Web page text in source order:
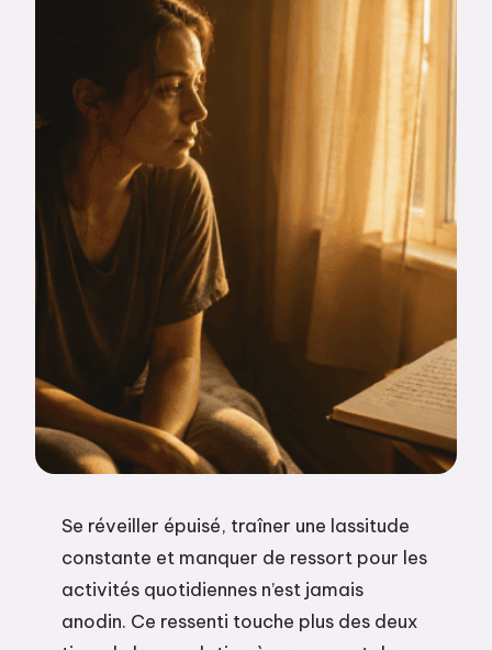
Se réveiller épuisé, traîner une lassitude
constante et manquer de ressort pour les
activités quotidiennes n’est jamais
anodin. Ce ressenti touche plus des deux